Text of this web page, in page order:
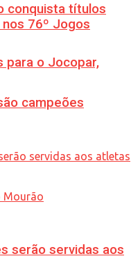
para o Jocopar,
campeões
serão servidas aos
conquista títulos
76º Jogos